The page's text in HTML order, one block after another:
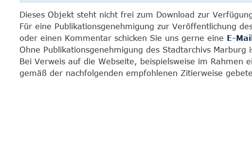
Dieses Objekt steht nicht frei zum Download zur
Für eine Publikationsgenehmigung zur Veröffentlichung
oder einen Kommentar schicken Sie uns gerne eine E-Mail
Ohne Publikationsgenehmigung des Stadtarchivs
Bei Verweis auf die Webseite, beispielsweise im Rahmen
gemäß der nachfolgenden empfohlenen Zitierweise